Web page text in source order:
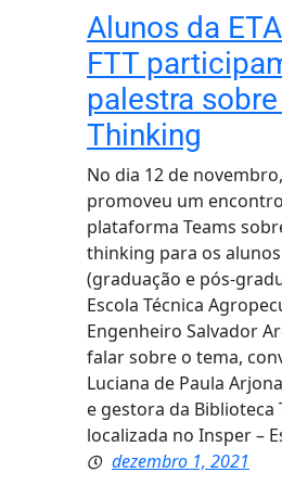
Alunos da
FTT
palestra
Thinking
No dia 12 de
promoveu um
plataforma Teams
thinking para os alunos
(graduação e pós-
Escola Técnica
Engenheiro Salvador
falar sobre o tema,
Luciana de Paula
e gestora da Biblioteca
localizada no Insper –
dezembro 1, 2021